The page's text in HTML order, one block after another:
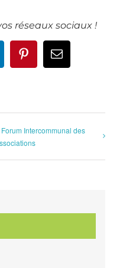
réseaux sociaux !
PinterestEmail
Forum Intercommunal des